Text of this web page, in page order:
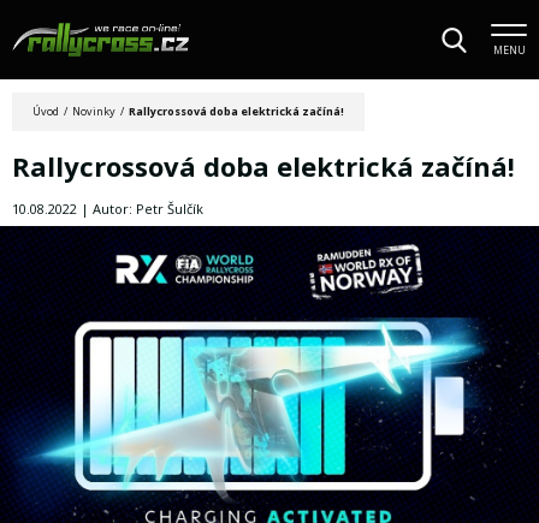
MENU
Úvod / Novinky / Rallycrossová doba elektrická začíná!
Rallycrossová doba elektrická začíná!
10.08.2022 | Autor: Petr Šulčík